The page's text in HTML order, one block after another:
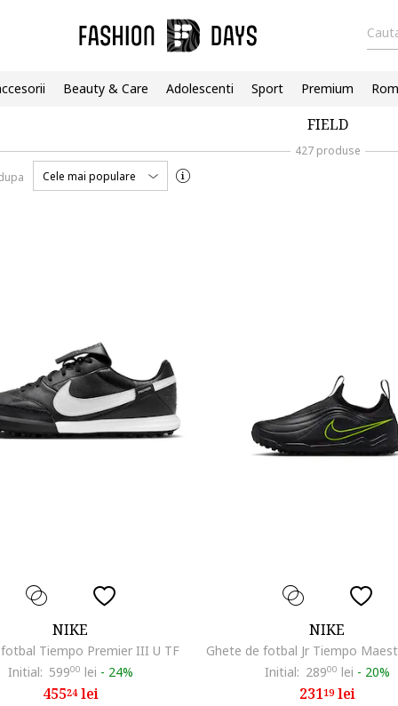
Beauty & Care Adolescenti Sport Premium
FIELD
427 produse
Cele mai populare
NIKE
Tiempo Premier III U TF
Initial: 59900 lei - 24%
45524lei
NIKE
Initial: 28900 lei - 20%
23119lei